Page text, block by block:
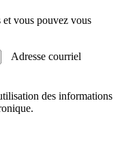
et vous pouvez vous
Adresse courriel
des informations